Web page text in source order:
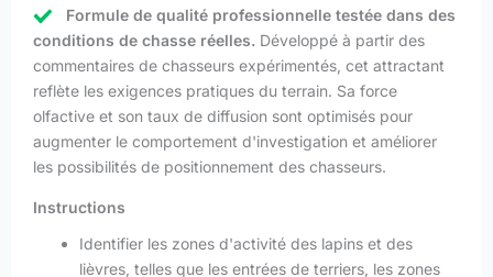
Formule de qualité professionnelle testée dans des
conditions de chasse réelles. Développé à partir des
commentaires de chasseurs expérimentés, cet attractant
reflète les exigences pratiques du terrain. Sa force
olfactive et son taux de diffusion sont optimisés pour
augmenter le comportement d'investigation et améliorer
les possibilités de positionnement des chasseurs.
Instructions
Identifier les zones d'activité des lapins et des
lièvres, telles que les entrées de terriers, les zones